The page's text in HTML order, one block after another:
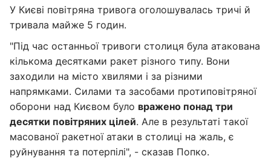
У Києві повітряна тривога оголошувалась тричі й
тривала майже 5 годин.
"Під час останньої тривоги столиця була атакована
кількома десятками ракет різного типу. Вони
заходили на місто хвилями і за різними
напрямками. Силами та засобами протиповітряної
оборони над Києвом було вражено понад три
десятки повітряних цілей. Але в результаті такої
масованої ракетної атаки в столиці на жаль, є
руйнування та потерпілі", - сказав Попко.